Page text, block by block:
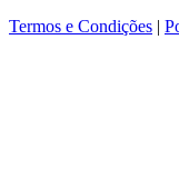
Termos e Condições |